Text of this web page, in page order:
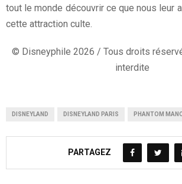
tout le monde découvrir ce que nous leur
cette attraction culte.
© Disneyphile 2026 / Tous droits
interdite
DISNEYLAND DISNEYLAND PARIS PHANTOM
PARTAGEZ